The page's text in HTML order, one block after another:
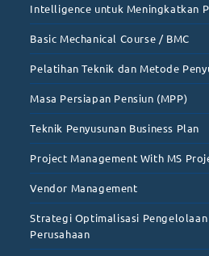
Intelligence untuk Meningkatkan
Basic Mechanical Course / BMC
Pelatihan Teknik dan Metode
Masa Persiapan Pensiun (MPP)
Teknik Penyusunan Business Plan
Project Management With MS
Vendor Management
Strategi Optimalisasi
Perusahaan